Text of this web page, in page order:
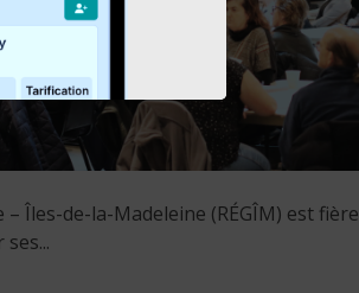
Îles-de-la-Madeleine (RÉGÎM) est fière